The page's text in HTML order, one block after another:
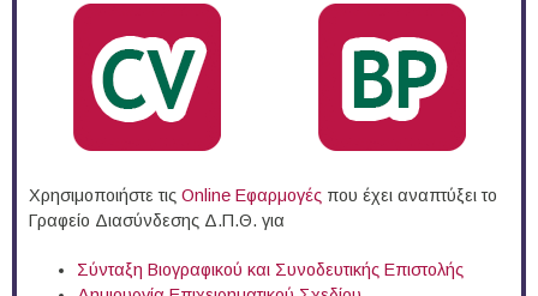
Χρησιμοποιήστε τις Online Eφαρμογές που έχει αναπτύξει το
Γραφείο Διασύνδεσης Δ.Π.Θ. για
Σύνταξη Βιογραφικού και Συνοδευτικής Επιστολής